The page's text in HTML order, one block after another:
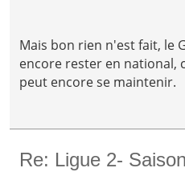
Mais bon rien n'est fait, le
encore rester en national,
peut encore se maintenir.
Re: Ligue 2- Saison